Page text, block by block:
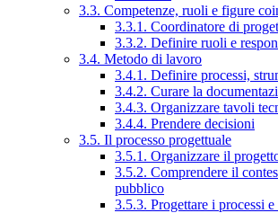
3.3. Competenze, ruoli e figure
3.3.1. Coordinatore di
3.3.2. Definire ruoli e
3.4. Metodo di lavoro
3.4.1. Definire processi,
3.4.2. Curare la
3.4.3. Organizzare tavoli
3.4.4. Prendere decisioni
3.5. Il processo progettuale
3.5.1. Organizzare il
3.5.2. Comprendere il
pubblico
3.5.3. Progettare i processi e